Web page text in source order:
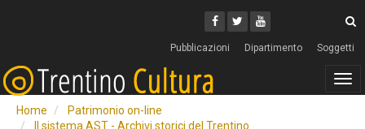
Facebook
Twitter
Youtube
Pubblicazioni Dipartimento Soggetti
Home
Patrimonio on-line
Il sistema AST - Archivi storici del Trentino